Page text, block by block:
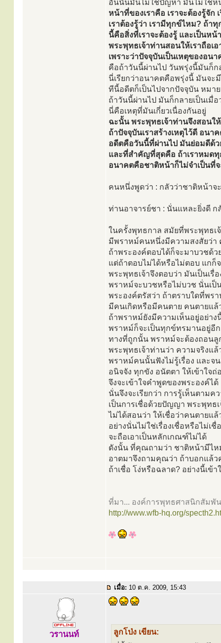
อันนั้นมันไม่ใช่ปัญหา มันไม่ใช่ห
หน้าที่ของเราคือ เราจะต้องรู้จัก
เราต้องรู้ว่า เรามีทุกข์ไหม? ถ้า
นี้คือสิ่งที่เราจะต้องรู้ และเป็นหน้
พระพุทธเจ้าท่านสอนให้เราถือเ
เพราะว่าปัจจุบันเป็นเหตุของอนา
คือถ้าวันนี้ผ่านไป วันพรุ่งนี้มันก็ก
นี่เรียกว่าอนาคตคือพรุ่งนี้ มันจะ
ทีนี้อดีตก็เป็นไปจากปัจจุบัน หมา
ถ้าวันนี้ผ่านไป มันก็กลายเป็นเมื่อ
นี่คือเหตุที่มันเกี่ยวเนื่องกันอยู่
ฉะนั้น พระพุทธเจ้าท่านจึงสอนใ
ถ้าปัจจุบันเราสร้างเหตุไว้ดี อนา
อดีตคือวันนี้ที่ผ่านไป มันย่อมดีด้ว
และที่สำคัญที่สุดคือ ถ้าเราหมด
อนาคตคือชาติหน้าก็ไม่จำเป็นที่
คนหนึ่งพูดว่า : กลัวว่าชาติหน้าจ
ท่านอาจารย์ชา : นั่นแหละยิ่งดี ก
ในครั้งพุทธกาล สมัยที่พระพุทธเ
มีพราหม์คนหนึ่งมีความสงสัยว่า
ถ้าพระองค์ตอบได้ก็จะมาบวชด้ว
แต่ถ้าตอบไม่ได้หรือไม่ตอบ แกก็
พระพุทธเจ้าจึงตอบว่า มันเป็นเรื่
พราหม์จะบวชหรือไม่บวช นั่นเป็
พระองค์ตรัสว่า ถ้าตราบใดที่พร
มีคนเกิดหรือมีคนตาย คนตายแล้
ถ้าพราหม์ยังมีความเห็นอยู่อย่าง
พราหม์ก็จะเป็นทุกข์ทรมานอยู่อี
ทางที่ถูกนั้น พราหม์จะต้องถอนลู
พระพุทธเจ้าท่านว่า ความจริงแ
พราหม์คนนั้นฟังไม่รู้เรื่อง และจน
อนิจจัง ทุกขัง อนัตตา ให้เข้าใจ
จึงจะเข้าใจคำพูดของพระองค์ได้
นั่นจึงจะเรียกว่า การรู้เห็นตาม
เป็นการเชื่อด้วยปัญญา พระพุทธ
ไม่ได้สอนว่า ให้เชื่อว่าคนตายแ
อย่างนั่นไม่ใช่เรื่องเชื่อหรือไม่เ
จะถือเอาเป็นหลักเกณฑ์ไม่ได้
ดังนั้น ที่คุณถามว่า ชาติหน้ามีไ
อาตมาจึงถามคุณว่า ถ้าบอกแล้ว
ถ้าเชื่อ โง่หรือฉลาด? อย่างนี้เข้
ที่มา... องค์การพุทธศาสนิกสัมพั
http://www.wfb-hq.org/
เมื่อ: 10 ต.ค. 2009, 15:43
วรานนท์
ลูกโป่ง เขียน: